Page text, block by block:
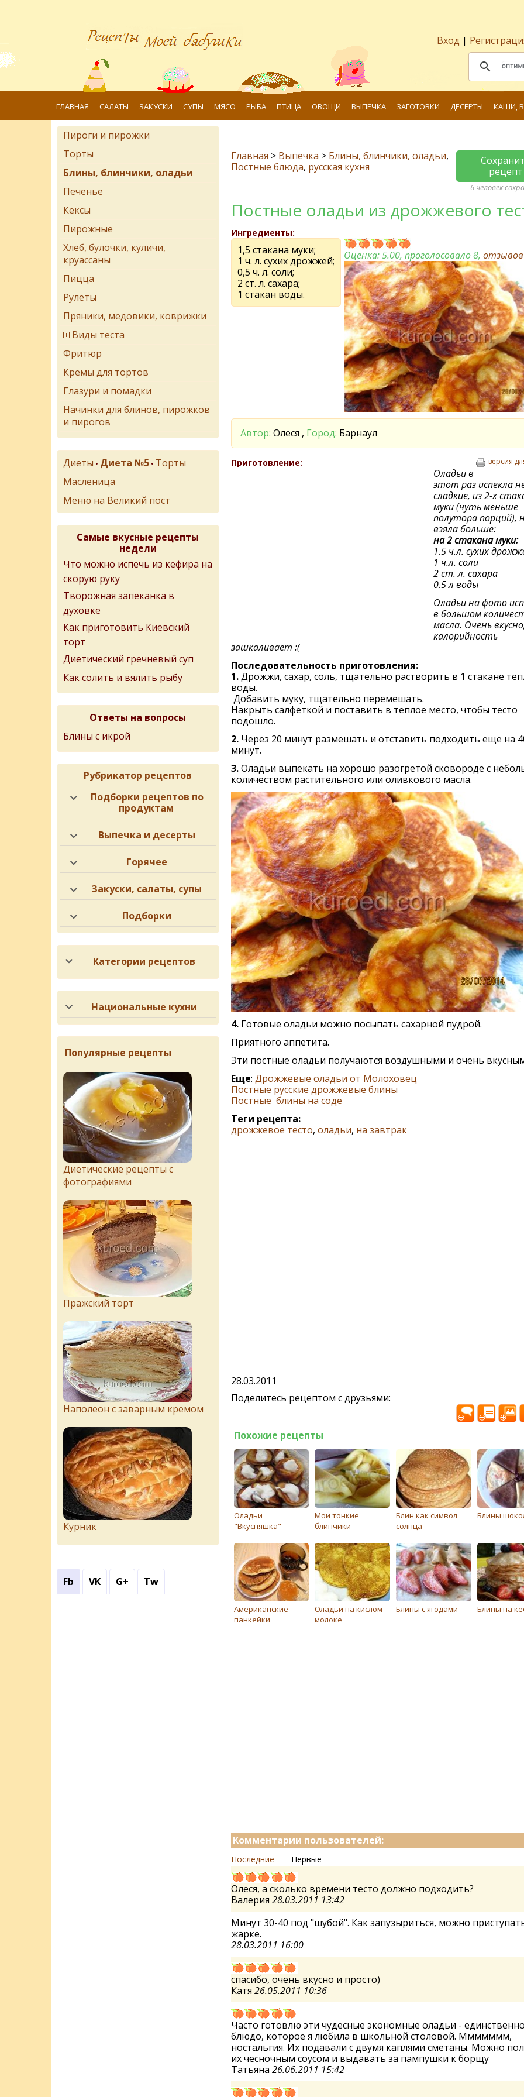
Вход |
ГЛАВНАЯ САЛАТЫ ЗАКУСКИ СУПЫ МЯСО РЫБА ПТИЦА ОВОЩИ ВЫПЕЧКА ЗАГОТОВКИ ДЕСЕРТЫ КАШИ,
Главная > Выпечка > Блины, блинчики, оладьи,
Постные блюда, русская кухня
рецепт
6 человек
Постные оладьи из дрожжевого
Ингредиенты:
1,5 стакана муки;
1 ч. л. сухих дрожжей;
0,5 ч. л. соли;
2 ст. л. сахара;
1 стакан воды.
Оценка:5.00, проголосовало 8,
Автор: Олеся , Город: Барнаул
Приготовление: версия
Оладьи в
этот раз испекла
сладкие, из 2-х
муки (чуть меньше
полутора порций),
взяла больше:
на 2 стакана муки:
1.5 ч.л. сухих
1 ч.л. соли
2 ст. л. сахара
0.5 л воды
Оладьи на фото
в большом
масла. Очень
калорийность
зашкаливает :(
Последовательность приготовления:
1.Дрожжи, сахар, соль, тщательно растворить в 1 стакане
воды.
Добавить муку, тщательно перемешать.
Накрыть салфеткой и поставить в теплое место, чтобы тесто
подошло.
2.Через 20 минут размешать и отставить подходить еще на
минут.
3.Оладьи выпекать на хорошо разогретой сковороде с
количеством растительного или оливкового масла.
4. Готовые оладьи можно посыпать сахарной пудрой.
Приятного аппетита.
Эти постные оладьи получаются воздушными и очень
Еще: Дрожжевые оладьи от Молоховец
Постные русские дрожжевые блины
Постные блины на соде
Теги рецепта:
дрожжевое тесто, оладьи, на завтрак
28.03.2011
Поделитесь рецептом с друзьями:
Похожие рецепты
Оладьи
"Вкусняшка"
Мои тонкие
блинчики
Блин как символ
солнца
Блины
Американские
панкейки
Оладьи на кислом
молоке
Блины с ягодами Блины на
Комментарии пользователей:
Последние Первые
Олеся, а сколько времени тесто должно подходить?
Валерия 28.03.2011 13:42
Минут 30-40 под "шубой". Как запузыриться, можно
жарке.
28.03.2011 16:00
спасибо, очень вкусно и просто)
Катя 26.05.2011 10:36
Часто готовлю эти чудесные экономные оладьи -
блюдо, которое я любила в школьной столовой. Ммммммм,
ностальгия. Их подавали с двумя каплями сметаны. Можно
их чесночным соусом и выдавать за пампушки к борщу
Татьяна 26.06.2011 15:42
Пироги и пирожки
Торты
Блины, блинчики, оладьи
Печенье
Кексы
Пирожные
Хлеб, булочки, куличи,
круассаны
Пицца
Рулеты
Пряники, медовики, коврижки
Виды теста
Фритюр
Кремы для тортов
Глазури и помадки
Начинки для блинов, пирожков
и пирогов
Диеты • Диета №5 • Торты
Масленица
Меню на Великий пост
Самые вкусные рецепты
недели
Что можно испечь из кефира на
скорую руку
Творожная запеканка в
духовке
Как приготовить Киевский
торт
Диетический гречневый суп
Как солить и вялить рыбу
Ответы на вопросы
Блины с икрой
Рубрикатор рецептов
Подборки рецептов по
продуктам
Выпечка и десерты
Горячее
Закуски, салаты, супы
Подборки
Категории рецептов
Национальные кухни
Популярные рецепты
Диетические рецепты с
фотографиями
Пражский торт
Наполеон с заварным кремом
Курник
Fb VK G+ Tw